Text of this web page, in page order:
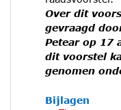
Over dit
gevraagd
Petear op 17
dit voorstel
genomen
Bijlagen